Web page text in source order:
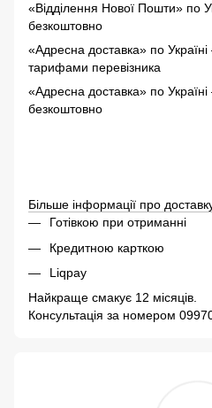
«Відділення Нової Пошти» по
безкоштовно
«Адресна доставка» по
тарифами перевізника
«Адресна доставка» по
безкоштовно
Більше інформації про
Готівкою при отриманні
Кредитною карткою
Liqpay
Найкраще смакує 12 місяців.
Консультація за номером